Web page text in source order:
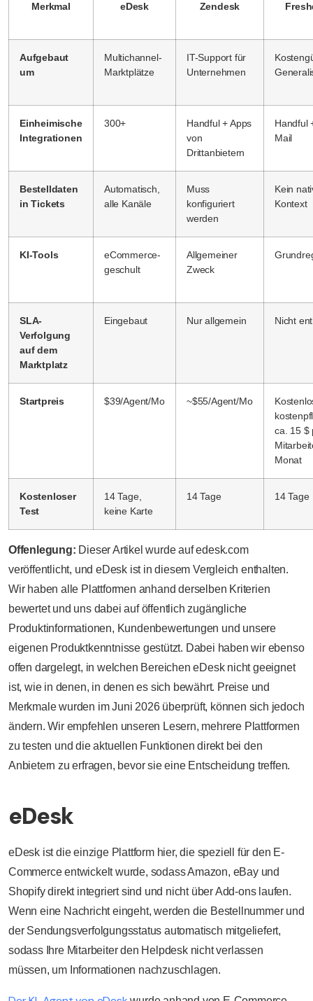
Merkmal eDesk Zendesk
Aufgebaut
um
Multichannel-
Marktplätze
IT-Support für
Unternehmen
Einheimische
Integrationen
300+
Handful + Apps
von
Drittanbietern
Handful
Mail
Bestelldaten
in Tickets
Automatisch,
alle Kanäle
Muss
konfiguriert
werden
Kein
Kontext
KI-Tools
eCommerce-
geschult
Allgemeiner
Zweck
SLA-
Verfolgung
auf dem
Marktplatz
Eingebaut Nur allgemein Nicht
Startpreis $39/Agent/Mo ~$55/Agent/Mo
ca. 15 $
Monat
Kostenloser
Test
14 Tage,
keine Karte
14 Tage 14 Tage
Offenlegung: Dieser Artikel wurde auf edesk.com
veröffentlicht, und eDesk ist in diesem Vergleich enthalten.
Wir haben alle Plattformen anhand derselben Kriterien
bewertet und uns dabei auf öffentlich zugängliche
Produktinformationen, Kundenbewertungen und unsere
eigenen Produktkenntnisse gestützt. Dabei haben wir ebenso
offen dargelegt, in welchen Bereichen eDesk nicht geeignet
ist, wie in denen, in denen es sich bewährt. Preise und
Merkmale wurden im Juni 2026 überprüft, können sich jedoch
ändern. Wir empfehlen unseren Lesern, mehrere Plattformen
zu testen und die aktuellen Funktionen direkt bei den
Anbietern zu erfragen, bevor sie eine Entscheidung treffen.
eDesk
eDesk ist die einzige Plattform hier, die speziell für den E-
Commerce entwickelt wurde, sodass Amazon, eBay und
Shopify direkt integriert sind und nicht über Add-ons laufen.
Wenn eine Nachricht eingeht, werden die Bestellnummer und
der Sendungsverfolgungsstatus automatisch mitgeliefert,
sodass Ihre Mitarbeiter den Helpdesk nicht verlassen
müssen, um Informationen nachzuschlagen.